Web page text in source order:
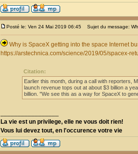
Posté le: Ven 24 Mai 2019 06:45 Sujet du message:
Why is SpaceX getting into the space Internet
https://arstechnica.com/science/2019/05/spacex-
Citation:
Earlier this month, during a call with reporters,
launch revenue tops out at about $3 billion a
billion. "We see this as a way for SpaceX to
La vie est un privilege, elle ne vous doit rien!
Vous lui devez tout, en l'occurence votre vie